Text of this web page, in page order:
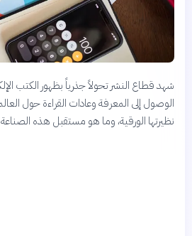
شهد قطاع النشر تحولاً جذرياً بظهور الكتب
الوصول إلى المعرفة وعادات القراءة حول
نظيرتها الورقية، وما هو مستقبل هذه